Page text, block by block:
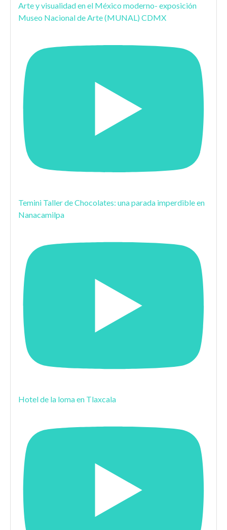
Arte y visualidad en el México moderno- exposición
Museo Nacional de Arte (MUNAL) CDMX
Temini Taller de Chocolates: una parada imperdible en
Nanacamilpa
Hotel de la loma en Tlaxcala